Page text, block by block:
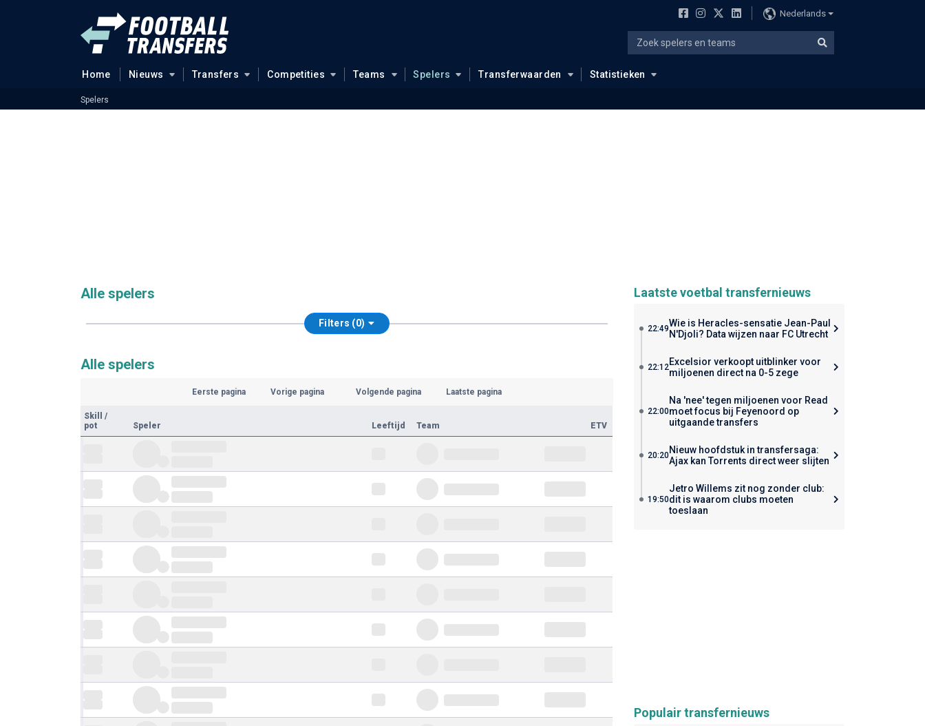
Nederlands
Home Nieuws Transfers Competities Teams Spelers Transferwaarden Statistieken
Spelers
Alle spelers
Filters (0)
Alle spelers
Eerste pagina Vorige pagina Volgende pagina Laatste pagina
Skill
/
pot
Speler Leeftijd Team ETV
Laatste voetbal transfernieuws
22:49Wie is Heracles-sensatie Jean-Paul
N'Djoli? Data wijzen naar FC Utrecht
22:12Excelsior verkoopt uitblinker voor
miljoenen direct na 0-5 zege
22:00
Na 'nee' tegen miljoenen voor Read
moet focus bij Feyenoord op
uitgaande transfers
20:20Nieuw hoofdstuk in transfersaga:
Ajax kan Torrents direct weer slijten
19:50
Jetro Willems zit nog zonder club:
dit is waarom clubs moeten
toeslaan
Populair transfernieuws